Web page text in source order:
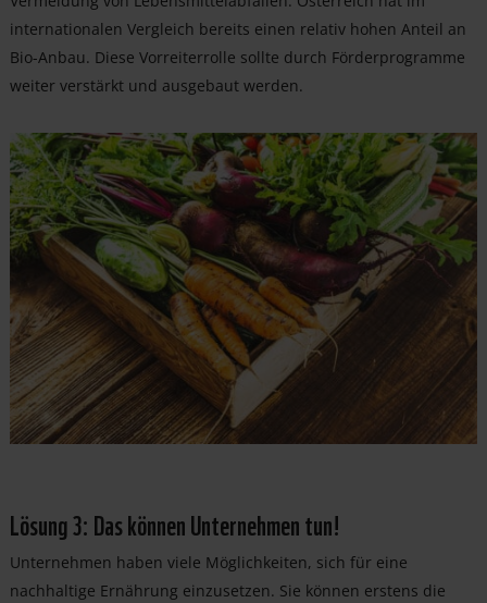
internationalen Vergleich bereits einen relativ hohen Anteil an
Bio-Anbau. Diese Vorreiterrolle sollte durch Förderprogramme
weiter verstärkt und ausgebaut werden.
Lösung 3: Das können Unternehmen tun!
Unternehmen haben viele Möglichkeiten, sich für eine
nachhaltige Ernährung einzusetzen. Sie können erstens die